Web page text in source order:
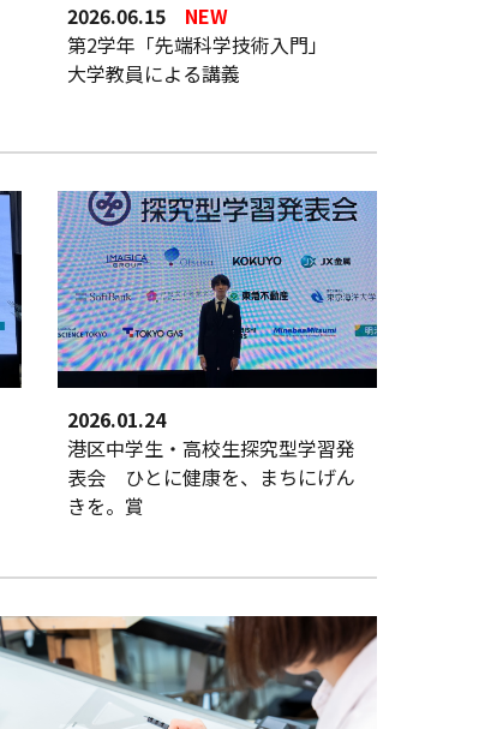
2026.06.15
NEW
第2学年「先端科学技術入門」
大学教員による講義
2026.01.24
港区中学生・高校生探究型学習発
表会ひとに健康を、まちにげん
きを。賞